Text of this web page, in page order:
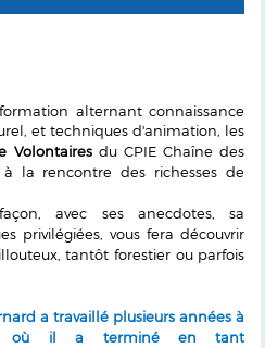
alternant connaissance
et techniques d'animation, les
Volontairesdu CPIE Chaîne des
la rencontre des richesses de
avec ses anecdotes, sa
privilégiées, vous fera découvrir
tantôt forestier ou parfois
a travaillé plusieurs années à
où il a terminé en tant